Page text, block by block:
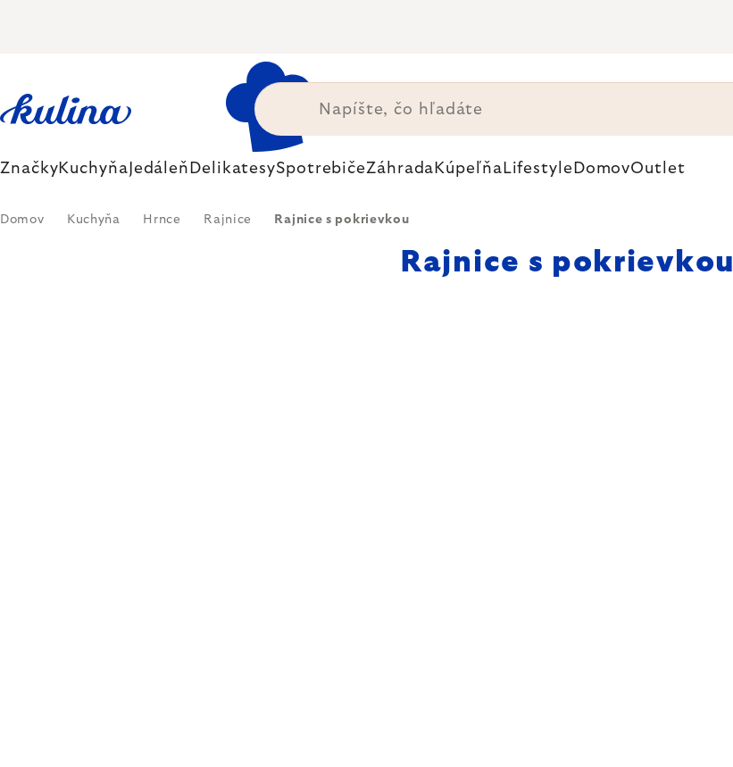
ZnačkyKuchyňa Jedáleň DelikatesySpotrebičeZáhrada Kúpeľňa Lifestyle DomovOutlet
Domov Kuchyňa Hrnce Rajnice Rajnice s pokrievkou
Rajnice s pokrievkou